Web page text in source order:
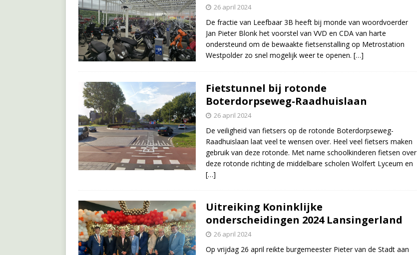
26 april 2024
De fractie van Leefbaar 3B heeft bij monde van woordvoerder
Jan Pieter Blonk het voorstel van VVD en CDA van harte
ondersteund om de bewaakte fietsenstalling op Metrostation
Westpolder zo snel mogelijk weer te openen. […]
Fietstunnel bij rotonde
Boterdorpseweg-Raadhuislaan
26 april 2024
De veiligheid van fietsers op de rotonde Boterdorpseweg-
Raadhuislaan laat veel te wensen over. Heel veel fietsers maken
gebruik van deze rotonde. Met name schoolkinderen fietsen over
deze rotonde richting de middelbare scholen Wolfert Lyceum en
[…]
Uitreiking Koninklijke
onderscheidingen 2024 Lansingerland
26 april 2024
Op vrijdag 26 april reikte burgemeester Pieter van de Stadt aan